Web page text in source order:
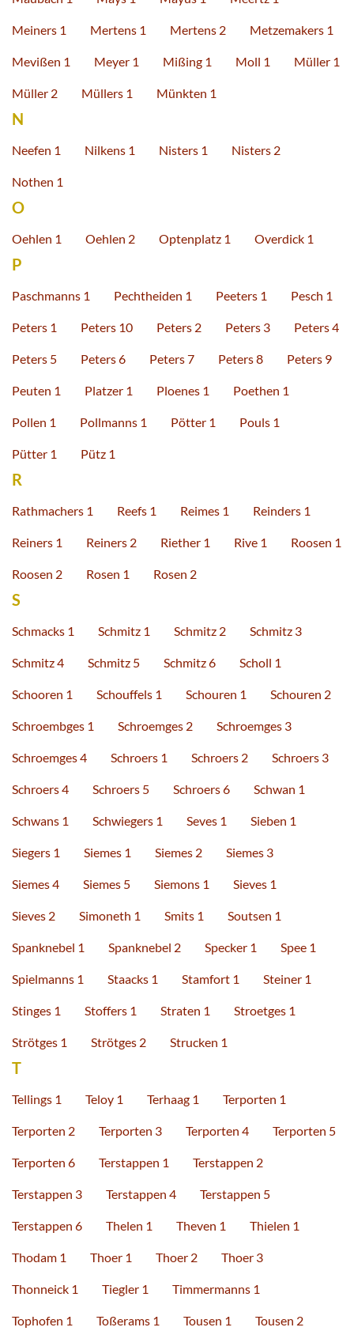
Meiners 1 Mertens 1 Mertens 2 Metzemakers 1
Mevißen 1 Meyer 1 Mißing 1 Moll 1 Müller 1
Müller 2 Müllers 1 Münkten 1
N
Neefen 1 Nilkens 1 Nisters 1 Nisters 2
Nothen 1
O
Oehlen 1 Oehlen 2 Optenplatz 1 Overdick 1
P
Paschmanns 1 Pechtheiden 1 Peeters 1 Pesch 1
Peters 1 Peters 10 Peters 2 Peters 3 Peters 4
Peters 5 Peters 6 Peters 7 Peters 8 Peters 9
Peuten 1 Platzer 1 Ploenes 1 Poethen 1
Pollen 1 Pollmanns 1 Pötter 1 Pouls 1
Pütter 1 Pütz 1
R
Rathmachers 1 Reefs 1 Reimes 1 Reinders 1
Reiners 1 Reiners 2 Riether 1 Rive 1 Roosen 1
Roosen 2 Rosen 1 Rosen 2
S
Schmacks 1 Schmitz 1 Schmitz 2 Schmitz 3
Schmitz 4 Schmitz 5 Schmitz 6 Scholl 1
Schooren 1 Schouffels 1 Schouren 1 Schouren 2
Schroembges 1 Schroemges 2 Schroemges 3
Schroemges 4 Schroers 1 Schroers 2 Schroers 3
Schroers 4 Schroers 5 Schroers 6 Schwan 1
Schwans 1 Schwiegers 1 Seves 1 Sieben 1
Siegers 1 Siemes 1 Siemes 2 Siemes 3
Siemes 4 Siemes 5 Siemons 1 Sieves 1
Sieves 2 Simoneth 1 Smits 1 Soutsen 1
Spanknebel 1 Spanknebel 2 Specker 1 Spee 1
Spielmanns 1 Staacks 1 Stamfort 1 Steiner 1
Stinges 1 Stoffers 1 Straten 1 Stroetges 1
Strötges 1 Strötges 2 Strucken 1
T
Tellings 1 Teloy 1 Terhaag 1 Terporten 1
Terporten 2 Terporten 3 Terporten 4 Terporten 5
Terporten 6 Terstappen 1 Terstappen 2
Terstappen 3 Terstappen 4 Terstappen 5
Terstappen 6 Thelen 1 Theven 1 Thielen 1
Thodam 1 Thoer 1 Thoer 2 Thoer 3
Thonneick 1 Tiegler 1 Timmermanns 1
Tophofen 1 Toßerams 1 Tousen 1 Tousen 2